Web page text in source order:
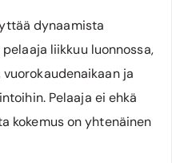
dynaamista
liikkuu luonnossa,
ja
Pelaaja ei ehkä
kokemus on yhtenäinen